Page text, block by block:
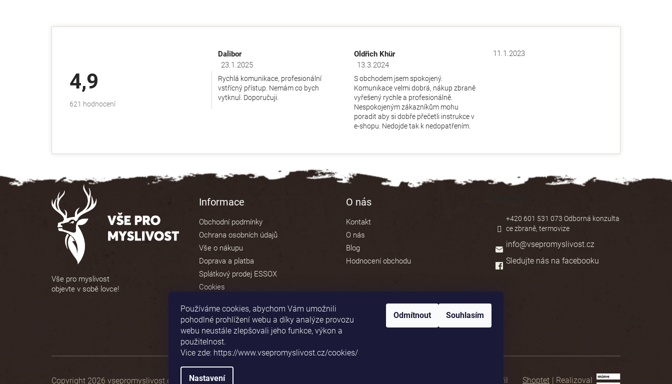
Používáme cookies, abychom Vám umožnili
pohodlné prohlížení webu a díky analýze provozu
webu neustále zlepšovali jeho funkce, výkon a
použitelnost.
Vice zde: https://www.vsepromyslivost.cz/cookies/
Nastavení
Odmítnout Souhlasím
4,9
Průměrné
621 hodnocení
Dalibor
Hodnocení obchodu je 5 z 5 hvězdiček.
23.1.2025
Rychlá komunikace, profesionální
vstřícný přístup. Nemám co bych
vytknul. Doporučuji.
Oldřich Khür
Hodnocení obchodu je 5 z 5 hvězdiček.
13.3.2024
S obchodem jsem spokojený.
Komunikace velmi dobrá, nákup zbraně
vyřešený rychle a profesionálně.
Nespokojeným zákazníkům mohu
poradit aby si dobře přečetli instrukce v
e-shopu. Nedojde tak k nedopatřením.
Hodnocení obchodu je 5 z 5 hvězdiček.
11.1.2023
Vše pro myslivost
objevte v sobě lovce!
Informace
Obchodní podmínky
Ochrana osobních údajů
Vše o nákupu
Doprava a platba
Splátkový prodej ESSOX
Cookies
O nás
Kontakt
O nás
Blog
Hodnocení obchodu
info@vsepromyslivost.cz
+420 601 531 073 Odborná konzulta
ce zbraně, termovize
Sledujte nás na facebooku
Shoptet | Realizoval
Copyright 2026 vsepromyslivost.cz . Všechna práva vyhrazena.